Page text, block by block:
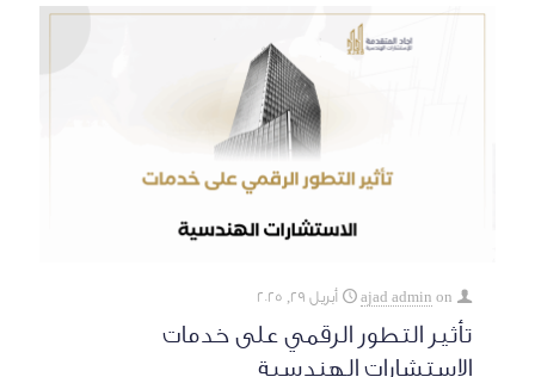
ajad admin on أبريل 29, 2025
تأثير التطور الرقمي على خدمات
الاستشارات الهندسية